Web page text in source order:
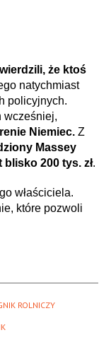
że ktoś
natychmiast
policyjnych.
wcześniej,
Niemiec. Z
Massey
200 tys. zł.
właściciela.
które pozwoli
ROLNICZY